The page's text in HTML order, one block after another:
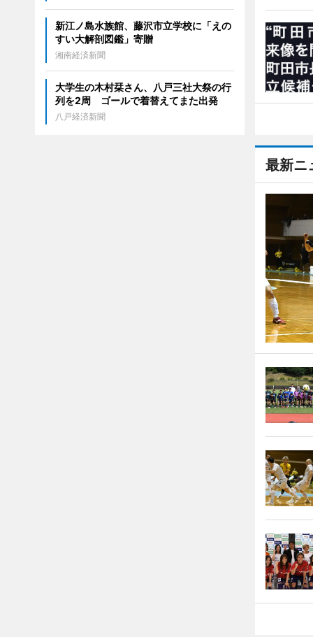
最新ニ
新江ノ島水族館、藤沢市立学校に「えの
すい大解剖図鑑」寄贈
湘南経済新聞
大学生の木村栞さん、八戸三社大祭の行
列を2周 ゴールで着替えてまた出発
八戸経済新聞